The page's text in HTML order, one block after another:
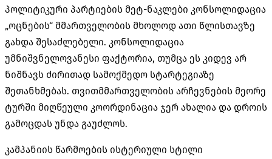
პოლიტიკური პარტიების მეტ-ნაკლები კონსოლიდაცია
„ოცნების“ მმართველობის მხოლოდ ათი წლისთავზე
გახდა შესაძლებელი. კონსოლიდაცია
უმნიშვნელოვანესი ფაქტორია, თუმცა ეს კიდევ არ
ნიშნავს ძირითად სამოქმედო სტარტეგიაზე
შეთანხმებას. თვითმმართველობის არჩევნების მეორე
ტურში მიღწეული კოორდინაცია ჯერ ახალია და დროის
გამოცდას უნდა გაუძლოს.
კამპანიის წარმოების ისტერიული სტილი